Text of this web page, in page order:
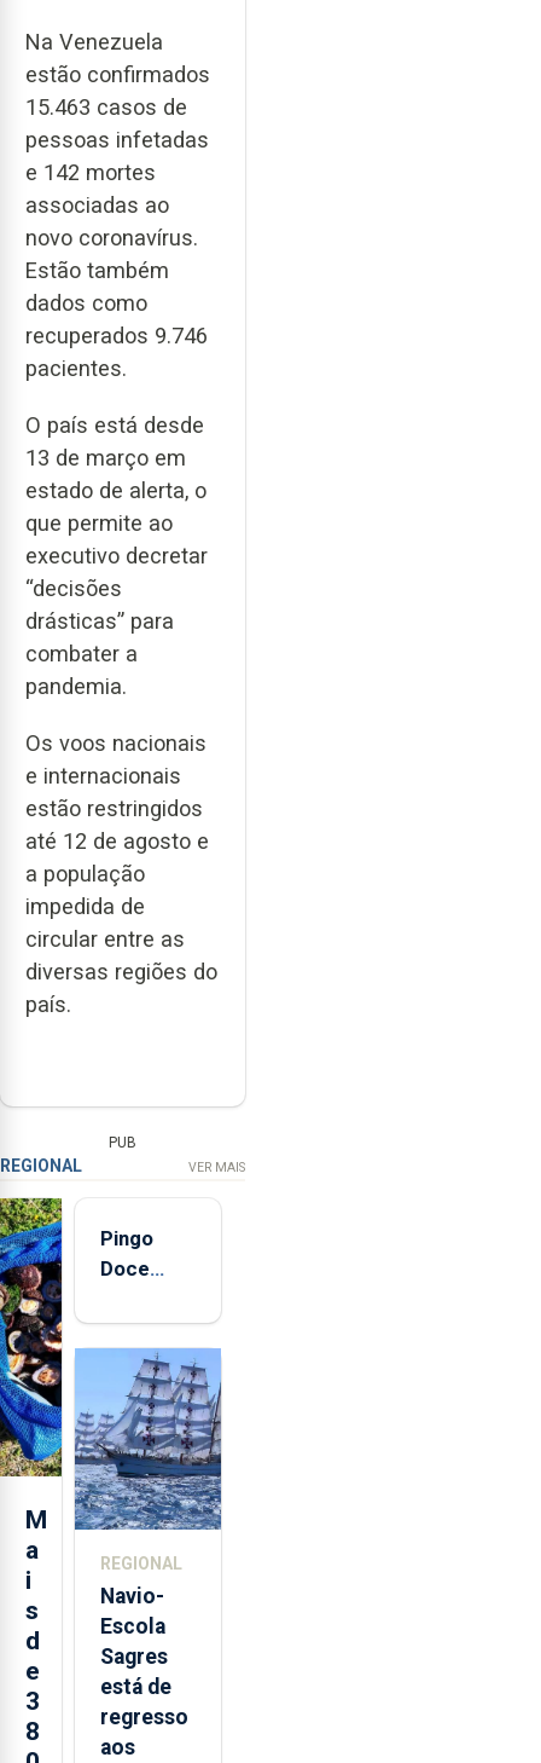
Na Venezuela
estão confirmados
15.463 casos de
pessoas infetadas
e 142 mortes
associadas ao
novo coronavírus.
Estão também
dados como
recuperados 9.746
pacientes.
O país está desde
13 de março em
estado de alerta, o
que permite ao
executivo decretar
“decisões
drásticas” para
combater a
pandemia.
Os voos nacionais
e internacionais
estão restringidos
até 12 de agosto e
a população
impedida de
circular entre as
diversas regiões do
país.
PUB
REGIONAL VER MAIS
M
a
i
s
d
e
3
8
Pingo
Doce
quinta-
feira nova
loja em
São
Sebastião
e cria 30
postos de
REGIONAL
Navio-
Escola
Sagres
está de
regresso
aos